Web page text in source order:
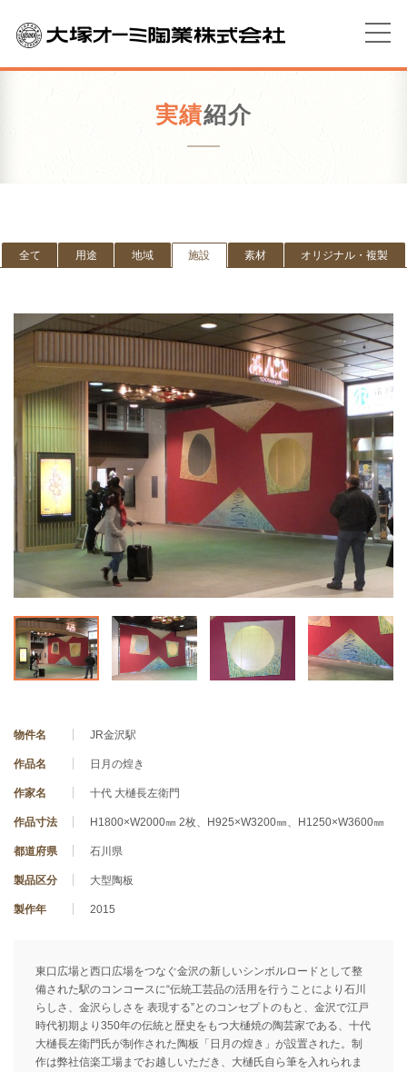
実績紹介
全て 用途 地域 施設 素材 オリジナル・複製
物件名 JR金沢駅
作品名 日月の煌き
作家名 十代 大樋長左衛門
作品寸法 H1800×W2000㎜ 2枚、H925×W3200㎜、H1250×W3600㎜
都道府県 石川県
製品区分 大型陶板
製作年 2015
東口広場と西口広場をつなぐ金沢の新しいシンボルロードとして整
備された駅のコンコースに“伝統工芸品の活用を行うことにより石川
らしさ、金沢らしさを 表現する”とのコンセプトのもと、金沢で江戸
時代初期より350年の伝統と歴史をもつ大樋焼の陶芸家である、十代
大樋長左衛門氏が制作された陶板「日月の煌き」が設置された。制
作は弊社信楽工場までお越しいただき、大樋氏自ら筆を入れられま